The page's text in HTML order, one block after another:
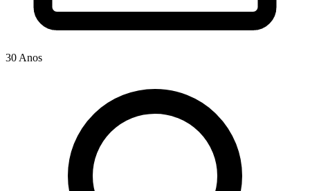
30 Anos